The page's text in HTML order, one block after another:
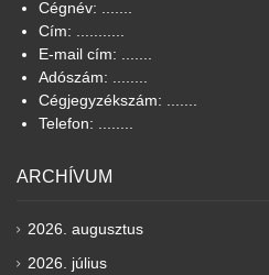
Cégnév: .......
Cím: ...........
E-mail cím: .......
Adószám: ........
Cégjegyzékszám: .......
Telefon: ........
ARCHÍVUM
2026. augusztus
2026. július